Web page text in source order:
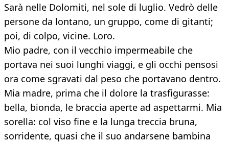
Sarà nelle Dolomiti, nel sole di luglio. Vedrò delle
persone da lontano, un gruppo, come di gitanti;
poi, di colpo, vicine. Loro.
Mio padre, con il vecchio impermeabile che
portava nei suoi lunghi viaggi, e gli occhi pensosi
ora come sgravati dal peso che portavano dentro.
Mia madre, prima che il dolore la trasfigurasse:
bella, bionda, le braccia aperte ad aspettarmi. Mia
sorella: col viso fine e la lunga treccia bruna,
sorridente, quasi che il suo andarsene bambina